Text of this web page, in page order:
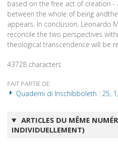
based on the free act of creation -
between the whole of being
appears. In conclusion, Leonardo
reconcile the two perspectives
theological transcendence will be
43728 characters
FAIT PARTIE DE
Quaderni di Inschibboleth : 25,
ARTICLES DU MÊME
INDIVIDUELLEMENT)